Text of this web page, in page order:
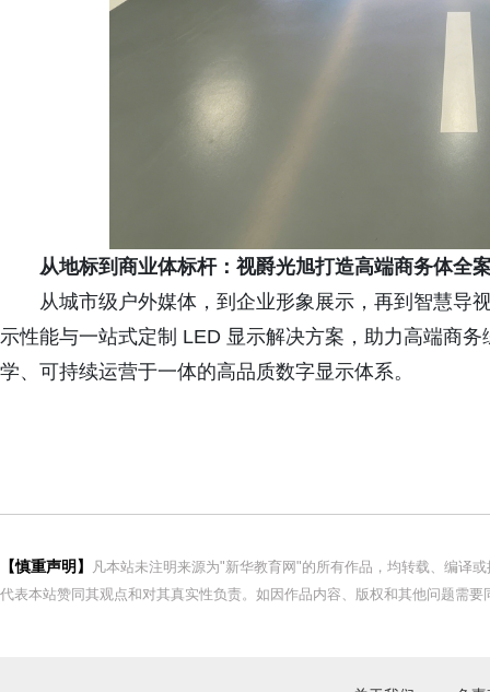
从地标到 商业体标杆：视爵光旭打造高端商务体全
从城市级户外媒体，到企业形象展示，再到智慧导
示性能与一站式定制 LED 显示解决方案，助力高端商
学、可持续运营于一体的高品质数字显示体系。
【慎重声明】
凡本站未注明来源为"新华教育网"的所有作品，均转载、编译
代表本站赞同其观点和对其真实性负责。如因作品内容、版权和其他问题需